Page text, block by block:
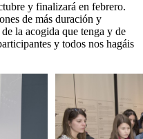
y finalizará en febrero.
de más duración y
la acogida que tenga y de
y todos nos hagáis